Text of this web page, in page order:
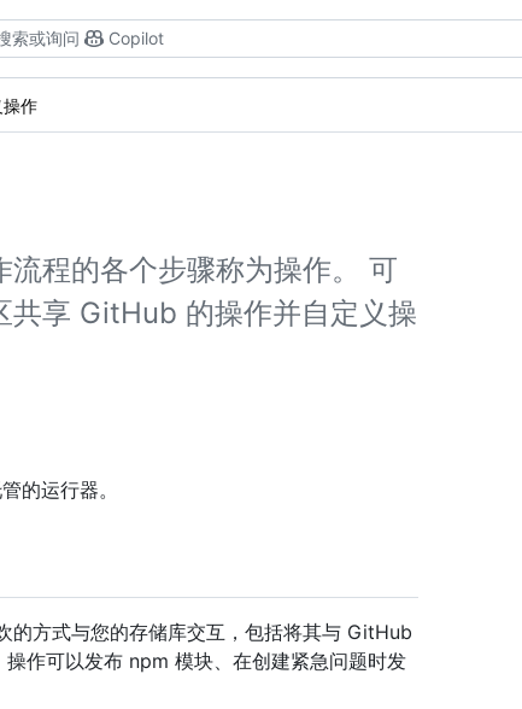
索或询问 Copilot
操作
程的各个步骤称为操作。 可
共享 GitHub 的操作并自定义操
的运行器。
的方式与您的存储库交互，包括将其与 GitHub
作可以发布 npm 模块、在创建紧急问题时发